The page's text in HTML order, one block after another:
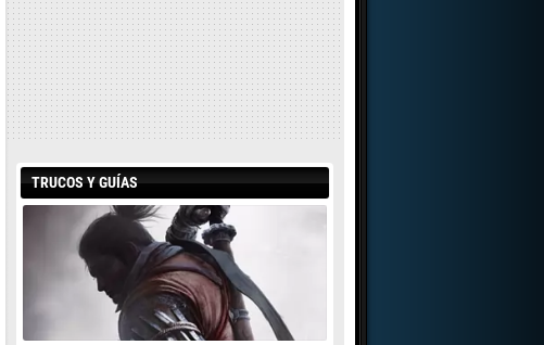
TRUCOS Y GUÍAS